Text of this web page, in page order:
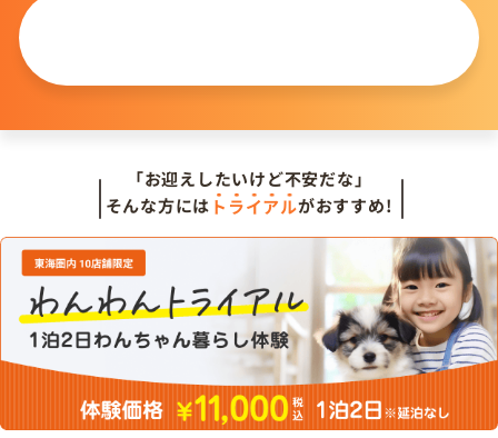
「お迎えしたいけど不安だな」
そんな方には トライアルがおすすめ!